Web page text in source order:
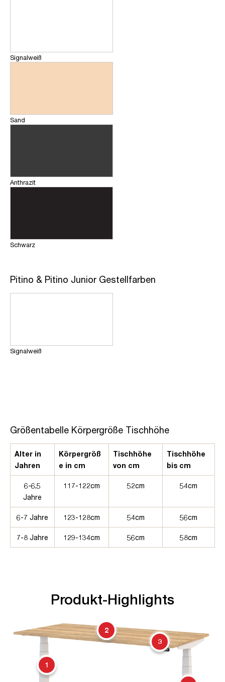
Signalweiß
Sand
Anthrazit
Schwarz
Pitino & Pitino Junior Gestellfarben
Signalweiß
Größentabelle Körpergröße Tischhöhe
Alter in
Jahren
Körpergröß
e in cm
Tischhöhe
von cm
Tischhöhe
bis cm
6-6,5
Jahre
117-122cm 52cm 54cm
6-7 Jahre 123-128cm 54cm 56cm
7-8 Jahre 129-134cm 56cm 58cm
Produkt-Highlights
1
2
3